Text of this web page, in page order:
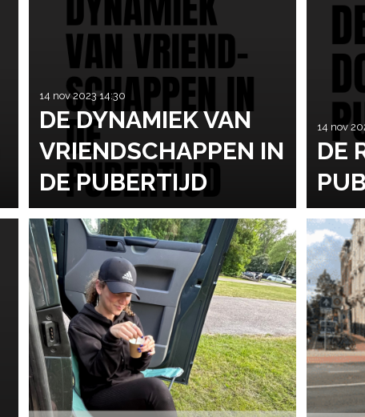
DE DYNAMIEK VAN
VRIENDSCHAPPEN IN
DE PUBERTIJD
14 nov 2023 14:30
DE
14 nov